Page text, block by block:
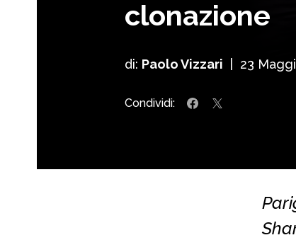
clonazione
di: Paolo Vizzari 23
Condividi: